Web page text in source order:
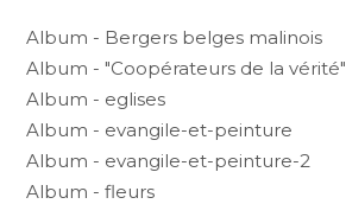
Album - Bergers belges malinois
Album - "Coopérateurs de la vérité"
Album - eglises
Album - evangile-et-peinture
Album - evangile-et-peinture-2
Album - fleurs